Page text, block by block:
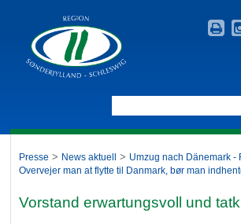
Presse > News aktuell > Umzug nach Dänemark -
Overvejer man at flytte til Danmark, bør man
Vorstand erwartungsvoll und